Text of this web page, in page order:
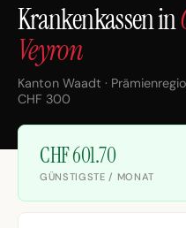
Krankenkassen in
Veyron
Kanton Waadt ·
CHF 300
CHF 601.70
GÜNSTIGSTE / MONAT